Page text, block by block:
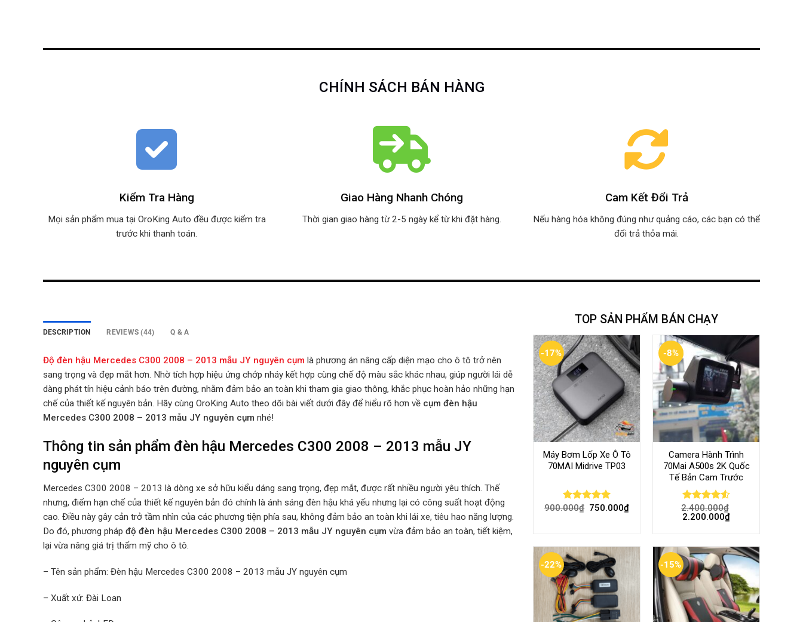
CHÍNH SÁCH BÁN HÀNG
Kiểm Tra Hàng
Mọi sản phẩm mua tại OroKing Auto đều được kiểm tra
trước khi thanh toán.
Giao Hàng Nhanh Chóng
Thời gian giao hàng từ 2-5 ngày kể từ khi đặt hàng.
Cam Kết Đổi Trả
Nếu hàng hóa không đúng như quảng cáo, các bạn có thể
đổi trả thỏa mái.
DESCRIPTION REVIEWS (44) Q & A
Độ đèn hậu Mercedes C300 2008 – 2013 mẫu JY nguyên cụm là phương án nâng cấp diện mạo cho ô tô trở nên
sang trọng và đẹp mắt hơn. Nhờ tích hợp hiệu ứng chớp nháy kết hợp cùng chế độ màu sắc khác nhau, giúp người lái dễ
dàng phát tín hiệu cảnh báo trên đường, nhằm đảm bảo an toàn khi tham gia giao thông, khắc phục hoàn hảo những hạn
chế của thiết kế nguyên bản. Hãy cùng OroKing Auto theo dõi bài viết dưới đây để hiểu rõ hơn về cụm đèn hậu
Mercedes C300 2008 – 2013 mẫu JY nguyên cụm nhé!
Thông tin sản phẩm đèn hậu Mercedes C300 2008 – 2013 mẫu JY
nguyên cụm
Mercedes C300 2008 – 2013 là dòng xe sở hữu kiểu dáng sang trọng, đẹp mắt, được rất nhiều người yêu thích. Thế
nhưng, điểm hạn chế của thiết kế nguyên bản đó chính là ánh sáng đèn hậu khá yếu nhưng lại có công suất hoạt động
cao. Điều này gây cản trở tầm nhìn của các phương tiện phía sau, không đảm bảo an toàn khi lái xe, tiêu hao năng lượng.
Do đó, phương pháp độ đèn hậu Mercedes C300 2008 – 2013 mẫu JY nguyên cụm vừa đảm bảo an toàn, tiết kiệm,
lại vừa nâng giá trị thẩm mỹ cho ô tô.
– Tên sản phẩm: Đèn hậu Mercedes C300 2008 – 2013 mẫu JY nguyên cụm
– Xuất xứ: Đài Loan
TOP SẢN PHẨM BÁN CHẠY
-17%
Máy Bơm Lốp Xe Ô Tô
70MAI Midrive TP03
Rated 5.00
900.000₫ 750.000₫
-8%
Camera Hành Trình
70Mai A500s 2K Quốc
Tế Bản Cam Trước
Rated4.56
out of 5
2.400.000₫
2.200.000₫
-22% -15%